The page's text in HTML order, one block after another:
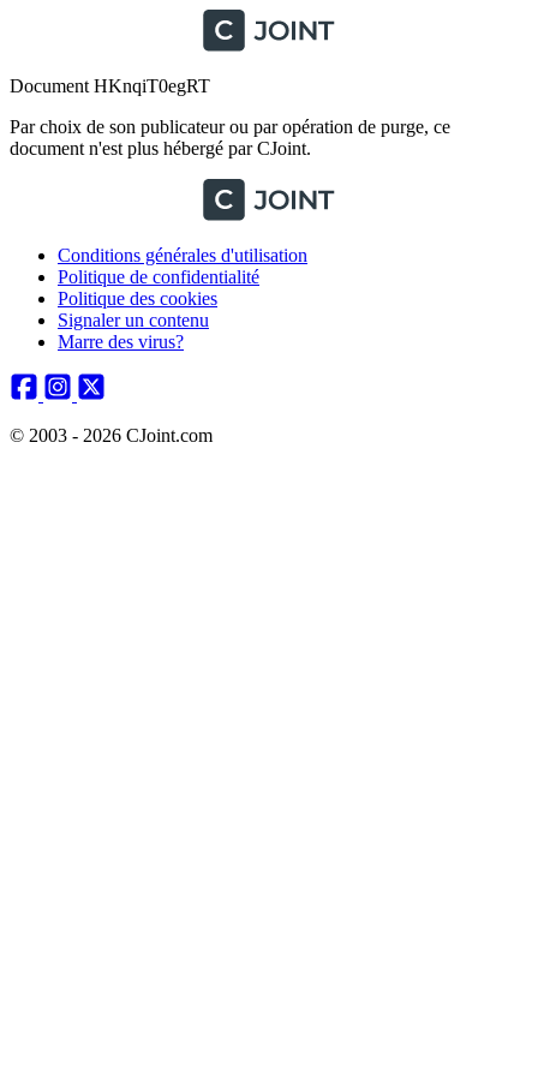
Document HKnqiT0egRT
Par choix de son publicateur ou par opération de purge, ce
document n'est plus hébergé par CJoint.
Conditions générales d'utilisation
Politique de confidentialité
Politique des cookies
Signaler un contenu
Marre des virus?
© 2003 - 2026 CJoint.com